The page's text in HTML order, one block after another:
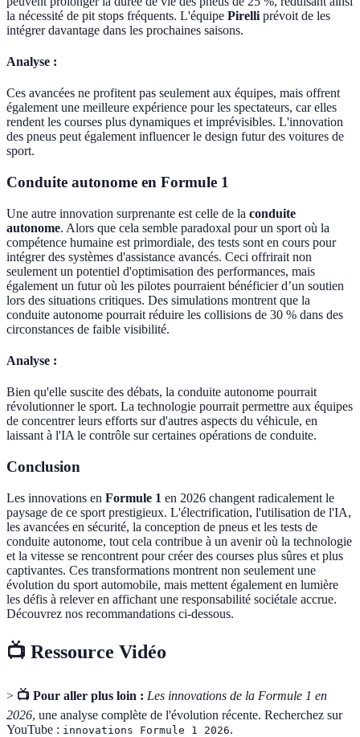
la nécessité de pit stops fréquents. L'équipe Pirelli prévoit de les
intégrer davantage dans les prochaines saisons.
Analyse :
Ces avancées ne profitent pas seulement aux équipes, mais offrent
également une meilleure expérience pour les spectateurs, car elles
rendent les courses plus dynamiques et imprévisibles. L'innovation
des pneus peut également influencer le design futur des voitures de
sport.
Conduite autonome en Formule 1
Une autre innovation surprenante est celle de la conduite
autonome. Alors que cela semble paradoxal pour un sport où la
compétence humaine est primordiale, des tests sont en cours pour
intégrer des systèmes d'assistance avancés. Ceci offrirait non
seulement un potentiel d'optimisation des performances, mais
également un futur où les pilotes pourraient bénéficier d’un soutien
lors des situations critiques. Des simulations montrent que la
conduite autonome pourrait réduire les collisions de 30 % dans des
circonstances de faible visibilité.
Analyse :
Bien qu'elle suscite des débats, la conduite autonome pourrait
révolutionner le sport. La technologie pourrait permettre aux équipes
de concentrer leurs efforts sur d'autres aspects du véhicule, en
laissant à l'IA le contrôle sur certaines opérations de conduite.
Conclusion
Les innovations en Formule 1 en 2026 changent radicalement le
paysage de ce sport prestigieux. L'électrification, l'utilisation de l'IA,
les avancées en sécurité, la conception de pneus et les tests de
conduite autonome, tout cela contribue à un avenir où la technologie
et la vitesse se rencontrent pour créer des courses plus sûres et plus
captivantes. Ces transformations montrent non seulement une
évolution du sport automobile, mais mettent également en lumière
les défis à relever en affichant une responsabilité sociétale accrue.
Découvrez nos recommandations ci-dessous.
📺 Ressource Vidéo
> 📺 Pour aller plus loin : Les innovations de la Formule 1 en
2026, une analyse complète de l'évolution récente. Recherchez sur
YouTube : innovations Formule 1 2026.